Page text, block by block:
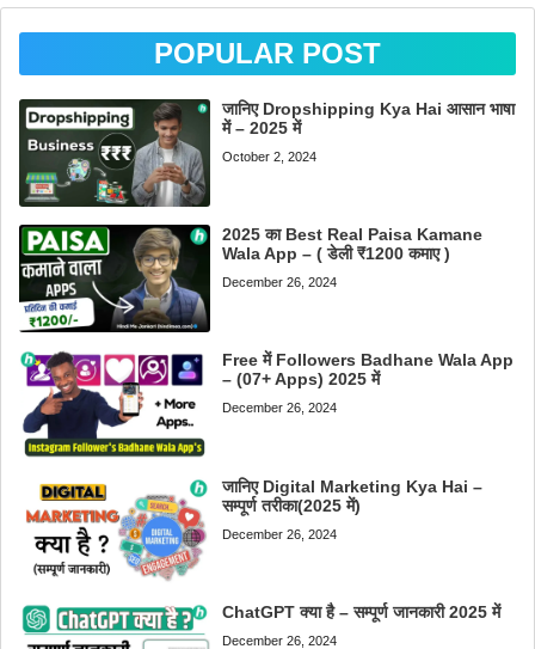
POPULAR POST
जानिए Dropshipping Kya Hai आसान भाषा
में – 2025 में
October 2, 2024
2025 का Best Real Paisa Kamane
Wala App – ( डेली ₹1200 कमाए )
December 26, 2024
Free में Followers Badhane Wala App
– (07+ Apps) 2025 में
December 26, 2024
जानिए Digital Marketing Kya Hai –
सम्पूर्ण तरीका(2025 में)
December 26, 2024
ChatGPT क्या है – सम्पूर्ण जानकारी 2025 में
December 26, 2024